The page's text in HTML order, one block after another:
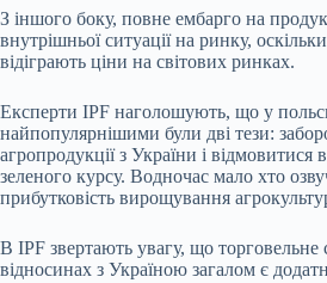
З іншого боку, повне ембарго на
внутрішньої ситуації на ринку,
відіграють ціни на світових ринках.
Експерти IPF наголошують, що у
найпопулярнішими були дві тези:
агропродукції з України і відмовитися
зеленого курсу. Водночас мало хто
прибутковість вирощування
В IPF звертають увагу, що торговельне
відносинах з Україною загалом є